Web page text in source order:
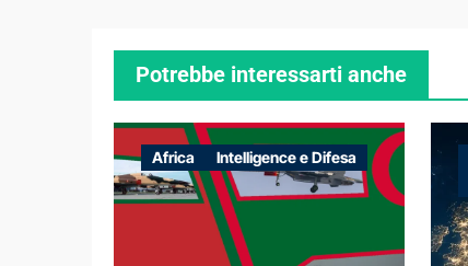
Potrebbe interessarti anche
Africa Intelligence e Difesa